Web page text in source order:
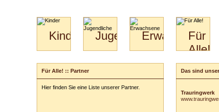
Kinder
Kids
&
Kiga-
Kids
JugendlicheErwachsene
Specials
Paare
Hochzeitstanzkurs
Für
Alle!
Bilder
Download
Video
Partner
Für Alle! :: Partner
Hier finden Sie eine Liste unserer Partner.
Das sind
Trauringwerk